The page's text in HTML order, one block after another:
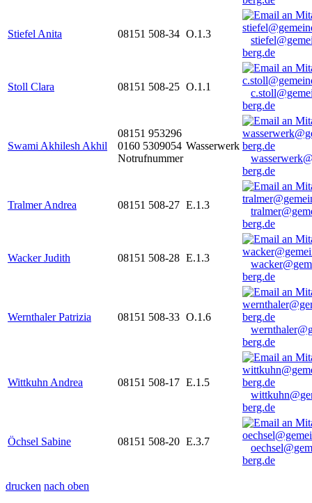
Stiefel Anita 08151 508-34 O.1.3
berg.de
Stoll Clara 08151 508-25 O.1.1
berg.de
Swami Akhilesh Akhil
08151 953296
0160 5309054
Notrufnummer
Wasserwerk
berg.de
Tralmer Andrea 08151 508-27 E.1.3
berg.de
Wacker Judith 08151 508-28 E.1.3
berg.de
Wernthaler Patrizia 08151 508-33 O.1.6
berg.de
Wittkuhn Andrea 08151 508-17 E.1.5
berg.de
Öchsel Sabine 08151 508-20 E.3.7
berg.de
drucken nach oben